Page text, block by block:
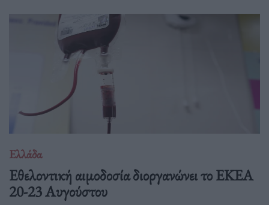
Ελλάδα
Eθελοντική αιμοδοσία διοργανώνει το ΕΚΕΑ
20-23 Αυγούστου